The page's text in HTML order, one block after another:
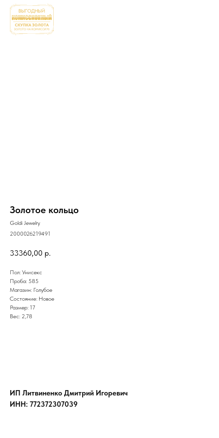
Золотое кольцо
Goldi Jewelry
2000026219491
33360,00 р.
Пол: Унисекс
Проба: 585
Магазин: Голубое
Состояние: Новое
Размер: 17
Вес: 2,78
ИП Литвиненко Дмитрий Игоревич
ИНН: 772372307039